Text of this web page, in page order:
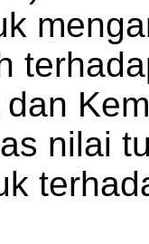
nilai